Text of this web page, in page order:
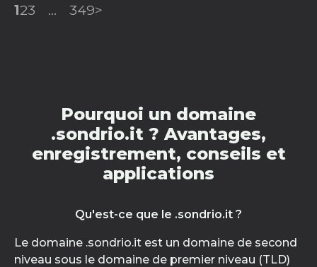
123 ... 349>
Pourquoi un domaine
.sondrio.it ? Avantages,
enregistrement, conseils et
applications
Qu'est-ce que le .sondrio.it ?
Le domaine .sondrio.it est un domaine de second
niveau sous le domaine de premier niveau (TLD)